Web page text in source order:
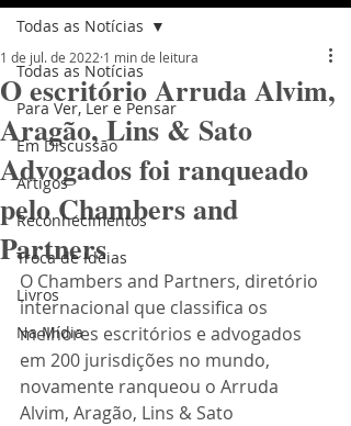
Todas as Notícias
Para Ver, Ler e Pensar
Em Discussão
Artigos
Reconhecimentos
Troca de Ideias
Livros
Na Mídia
Todas as Notícias
O escritório Arruda Alvim,
Aragão, Lins & Sato
Advogados foi ranqueado
pelo Chambers and
Partners
1 de jul. de 2022 1 min de leitura
O Chambers and Partners, diretório
internacional que classifica os
melhores escritórios e advogados
em 200 jurisdições no mundo,
novamente ranqueou o Arruda
Alvim, Aragão, Lins & Sato